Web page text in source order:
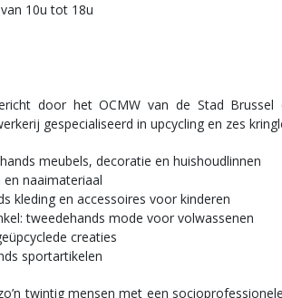
10u tot 18u
door het OCMW van de Stad
gespecialiseerd in upcycling en zes
meubels, decoratie en huishoudlinnen
en naaimateriaal
kleding en accessoires voor kinderen
tweedehands mode voor volwassenen
creaties
sportartikelen
twintig mensen met een